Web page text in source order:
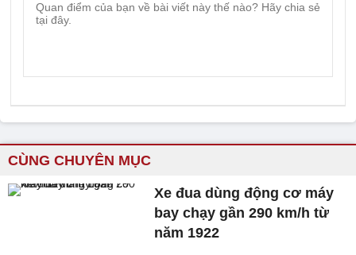
CÙNG CHUYÊN MỤC
Xe đua dùng động cơ máy
bay chạy gần 290 km/h từ
năm 1922